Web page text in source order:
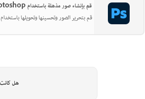
قم بإنشاء صور مذهلة باستخدام Photoshop
قم بتحرير الصور وتحسينها وتحويلها باستخدام
هل